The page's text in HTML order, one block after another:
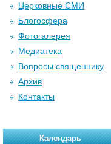
Церковные СМИ
Блогосфера
Фотогалерея
Медиатека
Вопросы священнику
Архив
Контакты
Календарь